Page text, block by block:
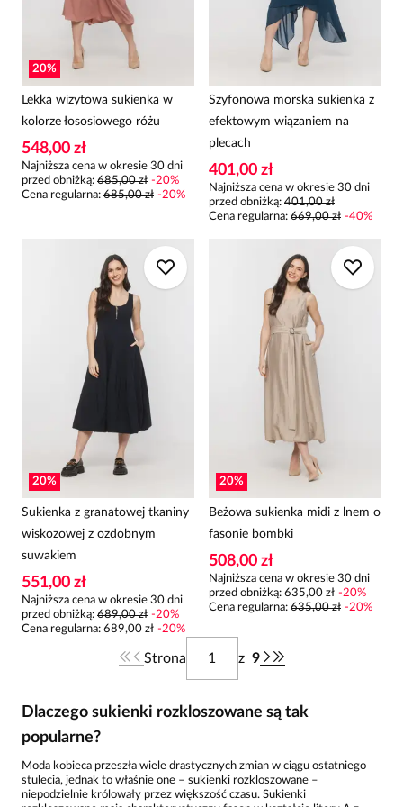
20%
Lekka wizytowa sukienka w
kolorze łososiowego różu
548,00 zł
Najniższa cena w okresie 30 dni
przed obniżką: 685,00 zł -20%
Cena regularna: 685,00 zł -20%
Szyfonowa morska sukienka z
efektowym wiązaniem na
plecach
401,00 zł
Najniższa cena w okresie 30 dni
przed obniżką: 401,00 zł
Cena regularna: 669,00 zł -40%
20%
Sukienka z granatowej tkaniny
wiskozowej z ozdobnym
suwakiem
551,00 zł
Najniższa cena w okresie 30 dni
przed obniżką: 689,00 zł -20%
Cena regularna: 689,00 zł -20%
20%
Beżowa sukienka midi z lnem o
fasonie bombki
508,00 zł
Najniższa cena w okresie 30 dni
przed obniżką: 635,00 zł -20%
Cena regularna: 635,00 zł -20%
Strona z 9
Dlaczego sukienki rozkloszowane są tak
popularne?
Moda kobieca przeszła wiele drastycznych zmian w ciągu ostatniego
stulecia, jednak to właśnie one – sukienki rozkloszowane –
niepodzielnie królowały przez większość czasu. Sukienki